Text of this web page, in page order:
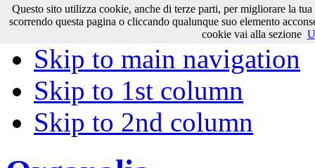
Skip to content
Skip to main navigation
Skip to 1st column
Skip to 2nd column
Questo sito utilizza cookie, anche di terze parti, per migliorare la
scorrendo questa pagina o cliccando qualunque suo elemento
cookie vai alla sezione